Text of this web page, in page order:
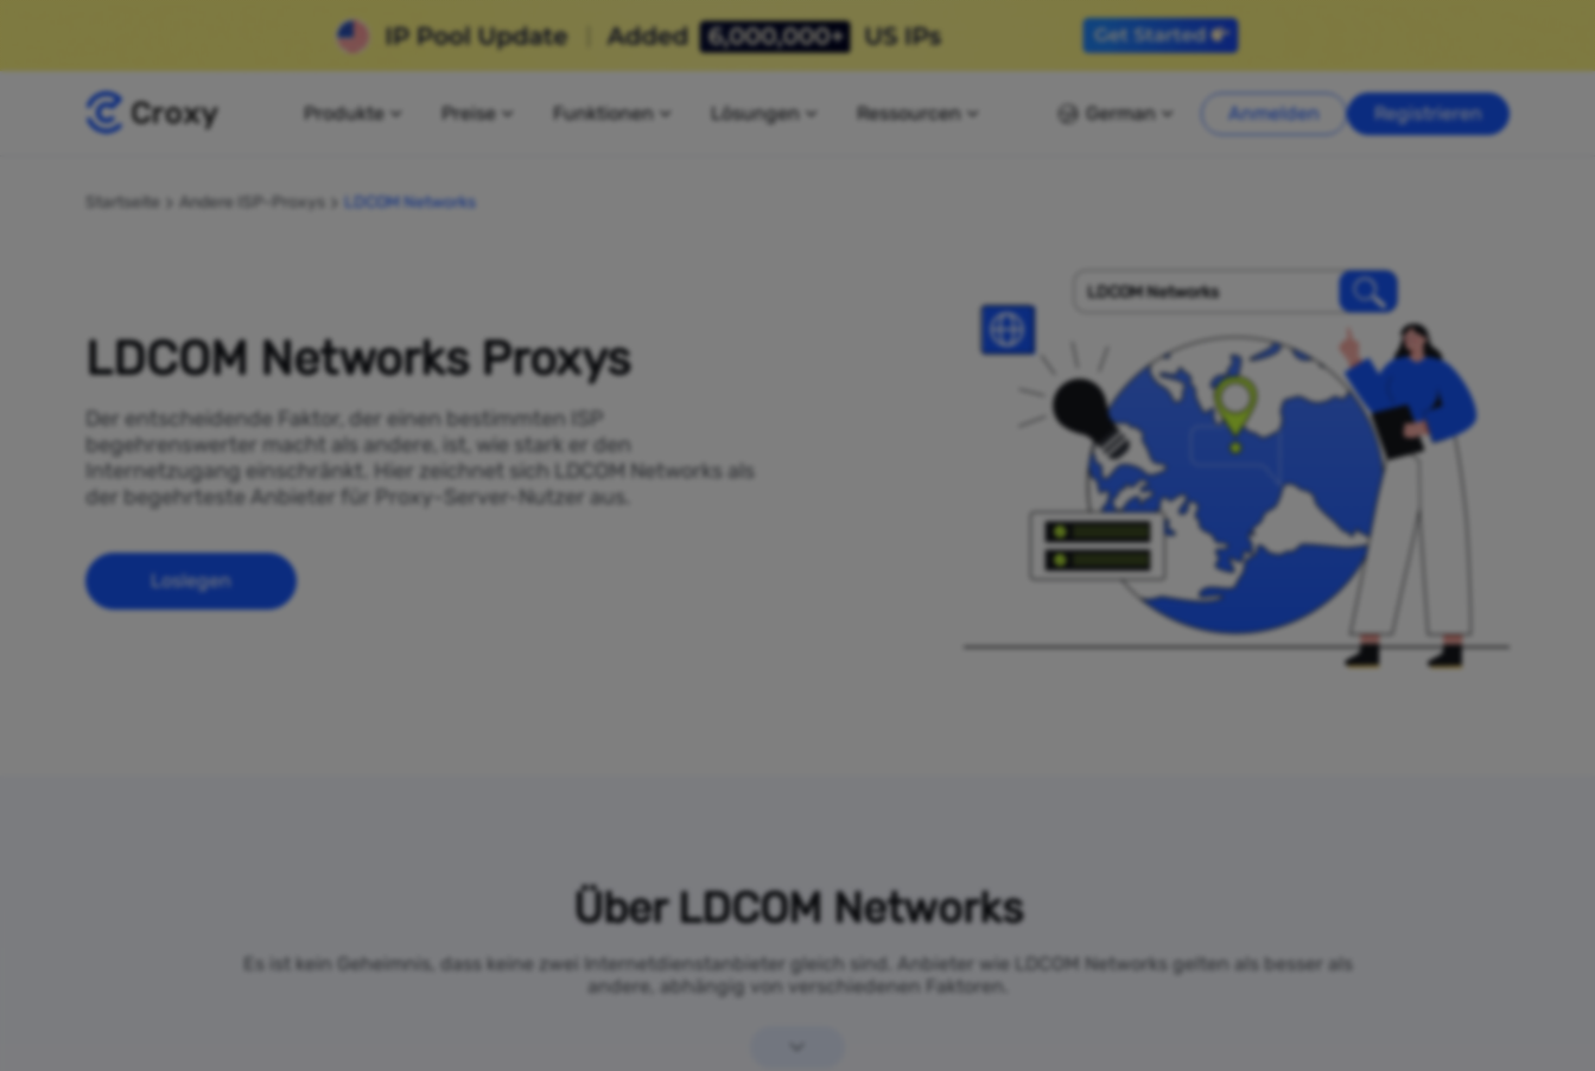
Produkte Preise Funktionen Lösungen Ressourcen German Anmelden Registrieren
Startseite Andere ISP-Proxys LDCOM Networks
LDCOM Networks Proxys
Der entscheidende Faktor, der einen bestimmten ISP
begehrenswerter macht als andere, ist, wie stark er den
Internetzugang einschränkt. Hier zeichnet sich LDCOM Networks als
der begehrteste Anbieter für Proxy-Server-Nutzer aus.
Loslegen
LDCOM Networks
Über LDCOM Networks
Es ist kein Geheimnis, dass keine zwei Internetdienstanbieter gleich sind. Anbieter wie LDCOM Networks gelten als besser als
andere, abhängig von verschiedenen Faktoren.